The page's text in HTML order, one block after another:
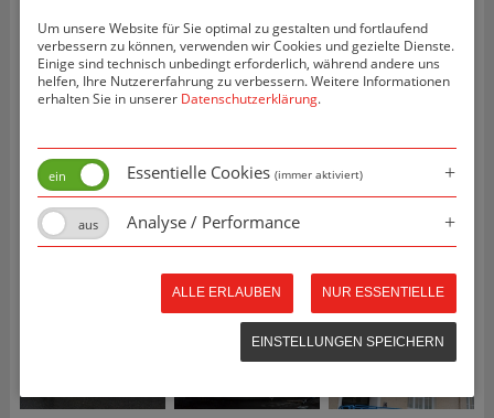
Vielen Dank auch an unsere Partner bei diesem Projekt:
Lohberger Küchen Competence Center, Degrotec-Wamsler,
sowie allen beteiligten Mitarbeitern und Helfern.
Um unsere Website für Sie optimal zu gestalten und fortlaufend
verbessern zu können, verwenden wir Cookies und gezielte Dienste.
Einige sind technisch unbedingt erforderlich, während andere uns
helfen, Ihre Nutzererfahrung zu verbessern. Weitere Informationen
erhalten Sie in unserer Datenschutzerklärung.
ALLE ERLAUBEN NUR ESSENTIELLE
EINSTELLUNGEN SPEICHERN
Essentielle Cookies (immer aktiviert)
Analyse / Performance